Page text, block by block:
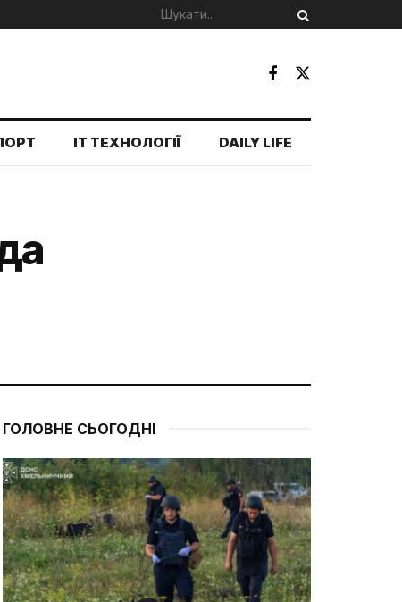
IT ТЕХНОЛОГІЇ DAILY LIFE
ГОЛОВНЕ СЬОГОДНІ